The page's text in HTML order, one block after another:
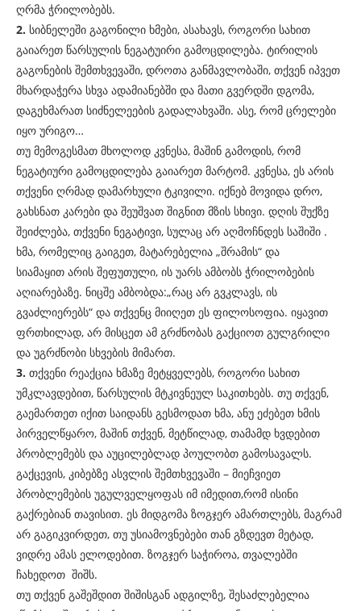
ღრმა ჭრილობებს.
2. სიბნელეში გაგონილი ხმები, ასახავს, როგორი სახით
გაიარეთ წარსულის ნეგატუირი გამოცდილება. ტირილის
გაგონების შემთხვევაში, დროთა განმავლობაში, თქვენ იპვეთ
მხარდაჭერა სხვა ადამიანებში და მათი გვერდში დგომა,
დაგეხმარათ სიძნელეების გადალახვაში. ასე, რომ ცრელები
იყო ურიგო…
თუ მემოგესმათ მხოლოდ კვნესა, მაშინ გამოდის, რომ
ნეგატიური გამოცდილება გაიარეთ მარტომ. კვნესა, ეს არის
თქვენი ღრმად დამარხული ტკივილი. იქნებ მოვიდა დრო,
გახსნათ კარები და შეუშვათ შიგნით მზის სხივი. დღის შუქზე
შეიძლება, თქვენი ნეგატივი, სულაც არ აღმოჩნდეს საშიში .
ხმა, რომელიც გაიგეთ, მატარებელია „შრამის“ და
სიამაყით არის შეფუთული, ის უარს ამბობს ჭრილობების
აღიარებაზე. ნიცშე ამბობდა:„რაც არ გვკლავს, ის
გვაძლიერებს“ და თქვენც მიიღეთ ეს ფილოსოფია. იყავით
ფრთხილად, არ მისცეთ ამ გრძნობას გაქციოთ გულგრილი
და უგრძნობი სხვების მიმართ.
3. თქვენი რეაქცია ხმაზე მეტყველებს, როგორი სახით
უმკლავდებით, წარსულის მტკივნეულ საკითხებს. თუ თქვენ,
გაემართეთ იქით საიდანს გესმოდათ ხმა, ანუ ეძებეთ ხმის
პირველწყარო, მაშინ თქვენ, მეტწილად, თამამდ ხვდებით
პრობლემებს და აუცილებლად პოულობთ გამოსავალს.
გაქცევის, კიბებზე ასვლის შემთხვევაში – მიეჩვიეთ
პრობლემების უგულველყოფას იმ იმედით,რომ ისინი
გაქრებიან თავისით. ეს მიდგომა ზოგჯერ ამართლებს, მაგრამ
არ გაგიკვირდეთ, თუ უსიამოვნებები თან გზდევთ მეტად,
ვიდრე ამას ელოდებით. ზოგჯერ საჭიროა, თვალებში
ჩახედოთ შიშს.
თუ თქვენ გაშეშდით შიშისგან ადგილზე, შესაძლებელია